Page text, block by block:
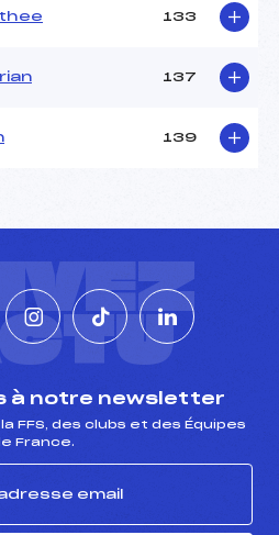
133
137
139
à notre newsletter
FFS, des clubs et des Équipes
France.